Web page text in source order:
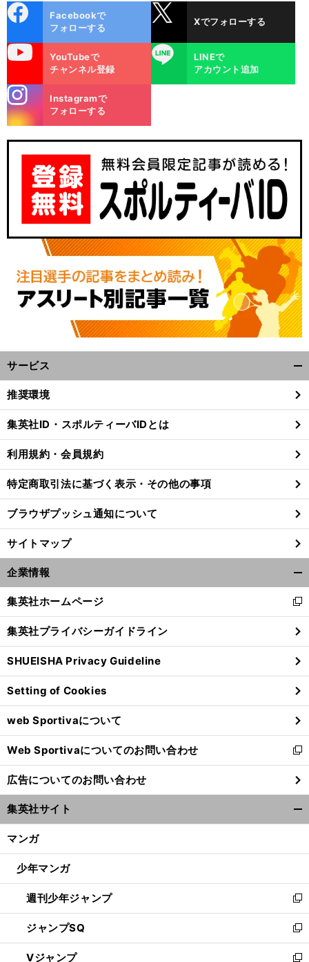
】
」
ハ
ok
Facebookで
フォローする
Xでフォローする
YouTubeで
チャンネル登録
LINE
LINEで
アカウント追加
m
Instagramで
フォローする
サービス
閉
る
推奨環境
集英社ID・スポルティーバIDとは
利用規約・会員規約
特定商取引法に基づく表示・その他の事項
ブラウザプッシュ通知について
サイトマップ
企業情報
閉
る
集英社ホームページ
新
し
い
ウ
ィ
ン
ド
ウ
で
開
く
集英社プライバシーガイドライン
SHUEISHA Privacy Guideline
Setting of Cookies
web Sportivaについて
Web Sportivaについてのお問い合わせ
新
し
い
ウ
ィ
ン
ウ
開
く
広告についてのお問い合わせ
集英社サイト
マンガ
少年マンガ
週刊少年ジャンプ
新
し
い
ウ
ィ
ジャンプSQ
新
し
Vジャンプ